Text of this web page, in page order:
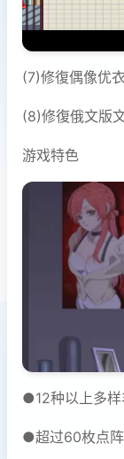
(7)修復偶像优
(8)修復俄文版
游戏特色
●12种以上多样
●超过60枚点阵